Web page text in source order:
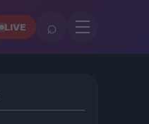
LIVE ⌕